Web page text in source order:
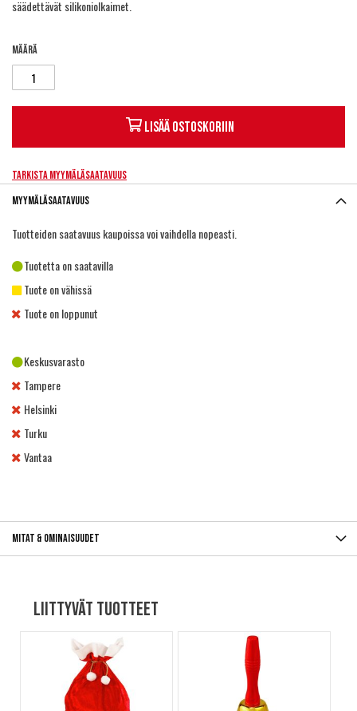
säädettävät silikoniolkaimet.
Määrä
Lisää ostoskoriin
Tarkista myymäläsaatavuus
Myymäläsaatavuus
Tuotteiden saatavuus kaupoissa voi vaihdella nopeasti.
Tuotetta on saatavilla
Tuote on vähissä
Tuote on loppunut
Keskusvarasto
Tampere
Helsinki
Turku
Vantaa
Mitat & ominaisuudet
Liittyvät tuotteet